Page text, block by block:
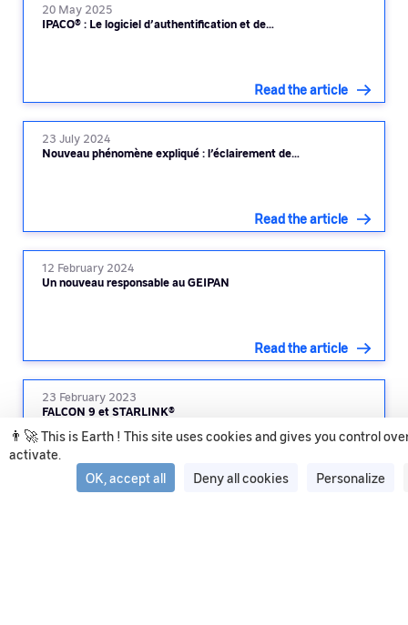
👨‍🚀 This is Earth ! This site uses cookies and gives you control
activate.
OK, accept all
Deny all cookies Personalize
20 May 2025
IPACO® : Le logiciel d’authentification et de…
Read the article
23 July 2024
Nouveau phénomène expliqué : l’éclairement de…
Read the article
12 February 2024
Un nouveau responsable au GEIPAN
Read the article
23 February 2023
FALCON 9 et STARLINK®
Read the article